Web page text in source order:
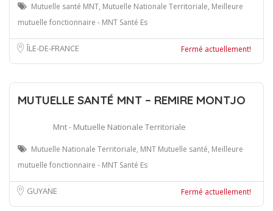
Mutuelle santé MNT, Mutuelle Nationale Territoriale, Meilleure
mutuelle fonctionnaire - MNT Santé Es
ÎLE-DE-FRANCE Fermé actuellement!
MUTUELLE SANTÉ MNT – REMIRE MONTJO
Mnt - Mutuelle Nationale Territoriale
Mutuelle Nationale Territoriale, MNT Mutuelle santé, Meilleure
mutuelle fonctionnaire - MNT Santé Es
GUYANE Fermé actuellement!